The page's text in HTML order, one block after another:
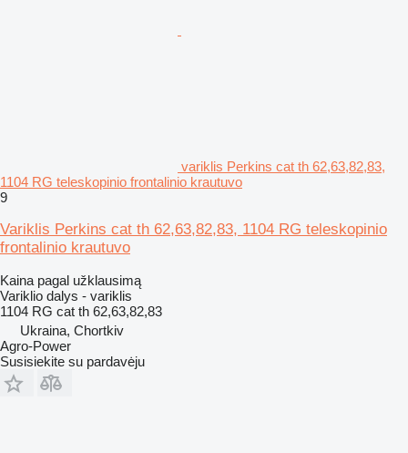
variklis Perkins cat th 62,63,82,83,
1104 RG teleskopinio frontalinio krautuvo
9
Variklis Perkins cat th 62,63,82,83, 1104 RG teleskopinio
frontalinio krautuvo
Kaina pagal užklausimą
Variklio dalys - variklis
1104 RG cat th 62,63,82,83
Ukraina, Chortkiv
Agro-Power
Susisiekite su pardavėju